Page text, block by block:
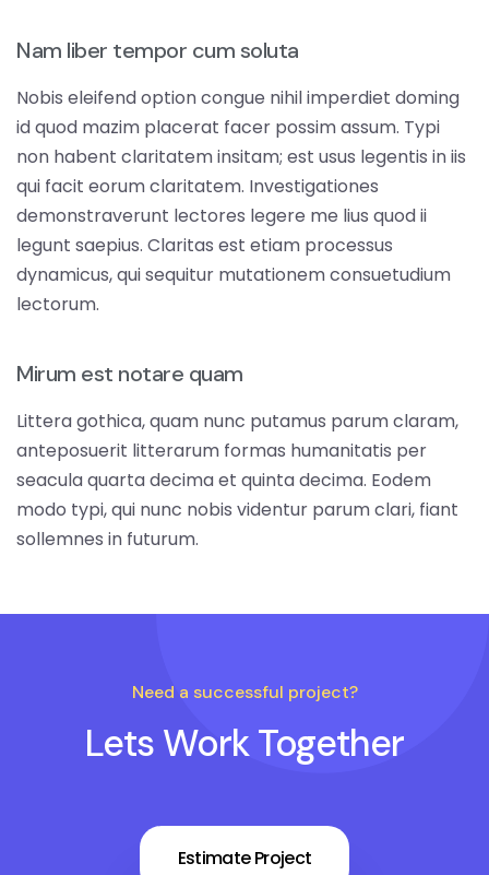
Nam liber tempor cum soluta
Nobis eleifend option congue nihil imperdiet doming
id quod mazim placerat facer possim assum. Typi
non habent claritatem insitam; est usus legentis in iis
qui facit eorum claritatem. Investigationes
demonstraverunt lectores legere me lius quod ii
legunt saepius. Claritas est etiam processus
dynamicus, qui sequitur mutationem consuetudium
lectorum.
Mirum est notare quam
Littera gothica, quam nunc putamus parum claram,
anteposuerit litterarum formas humanitatis per
seacula quarta decima et quinta decima. Eodem
modo typi, qui nunc nobis videntur parum clari, fiant
sollemnes in futurum.
Need a successful project?
Lets Work Together
Estimate Project